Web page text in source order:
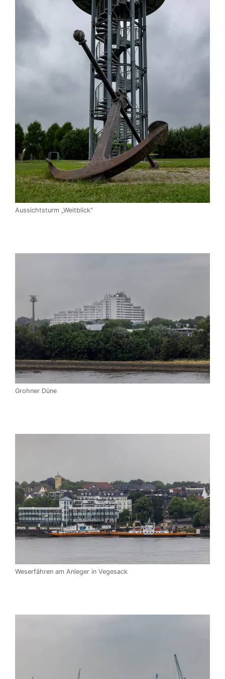
Aussichtsturm „Weitblick“
Grohner Düne
Weserfähren am Anleger in Vegesack